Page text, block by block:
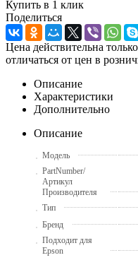
Купить в 1 клик
Поделиться
Цена действительна
отличаться от цен в
Описание
Характеристики
Дополнительно
Описание
Модель
PartNumber/
Артикул
Производителя
Тип
Бренд
Подходит для
Epson